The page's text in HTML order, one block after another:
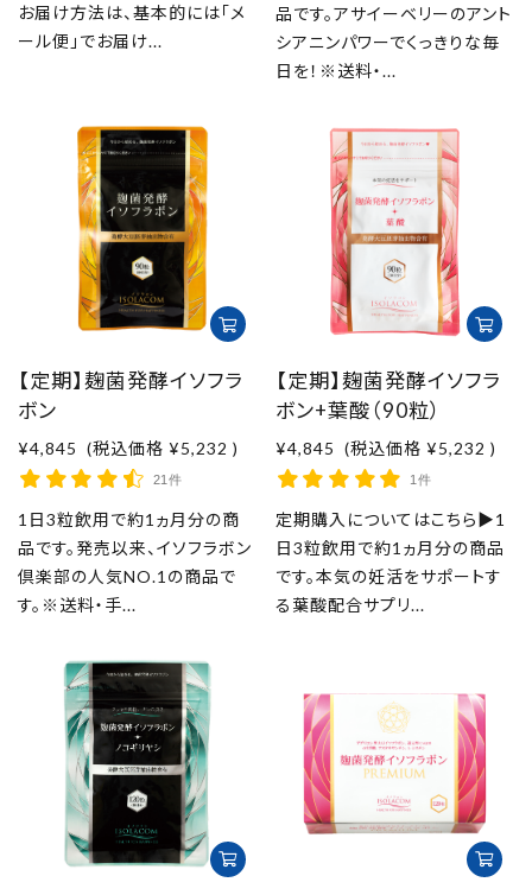
お届け方法は、基本的には「メ
ール便」でお届け...
品です。アサイーベリーのアント
シアニンパワーでくっきりな毎
日を！※送料・...
【定期】麹菌発酵イソフラ
ボン
¥4,845 (税込価格 ¥5,232 )
21件
1日3粒飲用で約1ヵ月分の商
品です。発売以来、イソフラボン
倶楽部の人気NO.1の商品で
す。※送料・手...
【定期】麹菌発酵イソフラ
ボン+葉酸（90粒）
¥4,845 (税込価格 ¥5,232 )
1件
定期購入についてはこちら▶1
日3粒飲用で約1ヵ月分の商品
です。本気の妊活をサポートす
る葉酸配合サプリ...